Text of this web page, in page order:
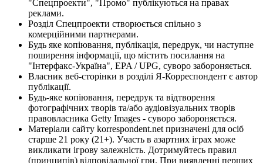
"Спецпроекти", "Промо" публікуються на правах
реклами.
Розділ Спецпроекти створюється спільно з
комерційними партнерами.
Будь яке копіювання, публікація, передрук, чи наступне
поширення інформації, що містить посилання на
"Інтерфакс-Україна", EPA / UPG, суворо забороняється.
Власник веб-сторінки в розділі Я-Корреспондент є автор
публікації.
Будь-яке копіювання, передрук та відтворення
фотографічних творів та/або аудіовізуальних творів
правовласника Getty Images - суворо забороняється.
Матеріали сайту korrespondent.net призначені для осіб
старше 21 року (21+). Участь в азартних іграх може
викликати ігрову залежність. Дотримуйтесь правил
(принципів) відповідальної гри. При виявленні перших